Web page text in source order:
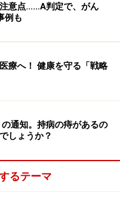
意点……A判定で、がん
例も
療へ！ 健康を守る「戦略
通知。持病の痔があるの
しょうか？
るテーマ